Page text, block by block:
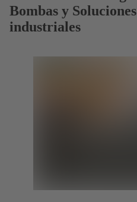
Bombas y
industriales